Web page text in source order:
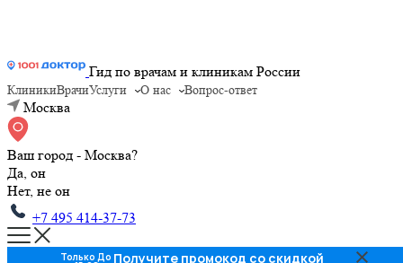
Гид по врачам и клиникам России
КлиникиВрачиУслуги О нас Вопрос-ответ
Москва
Ваш город - Москва?
Да, он
Нет, не он
+7 495 414-37-73
Только До Получите промокод со скидкой